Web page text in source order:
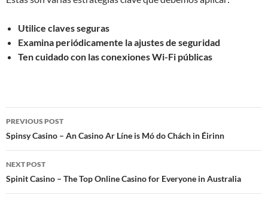
Utilice claves seguras
Examina periódicamente la ajustes de seguridad
Ten cuidado con las conexiones Wi-Fi públicas
Post
navigation
PREVIOUS POST
Spinsy Casino – An Casino Ar Líne is Mó do Chách in Éirinn
NEXT POST
Spinit Casino – The Top Online Casino for Everyone in Australia